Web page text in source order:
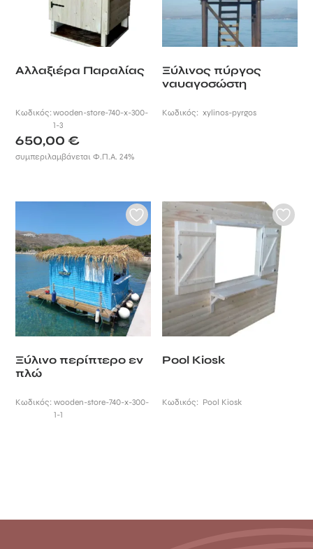
Αλλαξιέρα Παραλίας
Κωδικός: wooden-store-740-x-300-
1-3
650,00€
συμπεριλαμβάνεται Φ.Π.Α. 24%
Ξύλινος πύργος
ναυαγοσώστη
Κωδικός:xylinos-pyrgos
Ξύλινο περίπτερο εν
πλώ
Κωδικός: wooden-store-740-x-300-
1-1
Pool Κiosk
Κωδικός: Pool Κiosk